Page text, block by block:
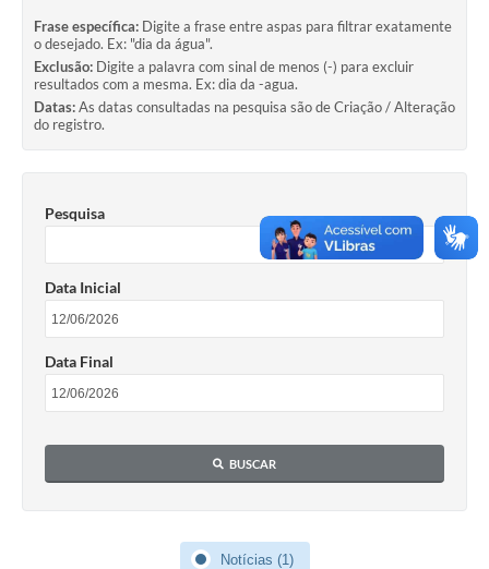
Ouvidoria
Editais
Arquivos para Download
Carta de Serviço
Elektro
Audiências Públicas
Frase específica: Digite a frase entre aspas para filtrar exatamente
o desejado. Ex: "dia da água".
Exclusão: Digite a palavra com sinal de menos (-) para excluir
resultados com a mesma. Ex: dia da -agua.
Datas:As datas consultadas na pesquisa são de Criação / Alteração
do registro.
Pesquisa
Data Inicial
Data Final
BUSCAR
Notícias (1)